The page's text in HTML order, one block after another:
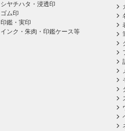
シヤチハタ・浸透印
ゴム印
印鑑・実印
インク・朱肉・印鑑ケース等